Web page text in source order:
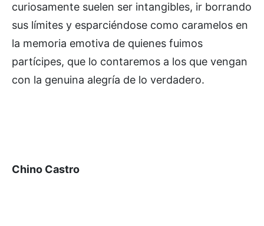
curiosamente suelen ser intangibles, ir borrando
sus límites y esparciéndose como caramelos en
la memoria emotiva de quienes fuimos
partícipes, que lo contaremos a los que vengan
con la genuina alegría de lo verdadero.
Chino Castro